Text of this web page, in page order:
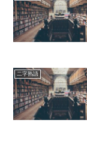
二字熟語